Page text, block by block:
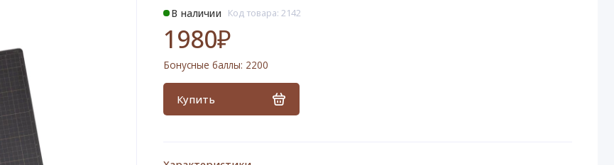
В наличии Код товара: 2142
1980₽
Бонусные баллы: 2200
Купить